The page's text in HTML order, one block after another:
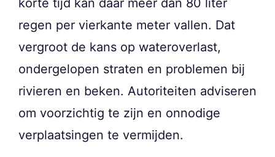
korte tijd kan daar meer dan 80 liter
regen per vierkante meter vallen. Dat
vergroot de kans op wateroverlast,
ondergelopen straten en problemen bij
rivieren en beken. Autoriteiten adviseren
om voorzichtig te zijn en onnodige
verplaatsingen te vermijden.